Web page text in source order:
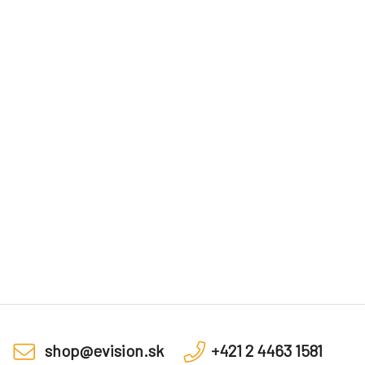
shop@evision.sk +421 2 4463 1581